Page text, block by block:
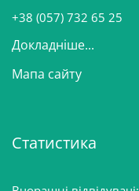
+38 (057) 732 65 25
Докладніше...
Мапа сайту
Статистика